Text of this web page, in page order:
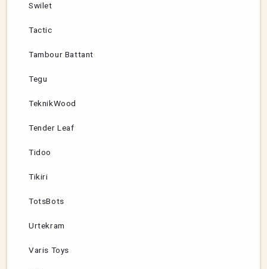
Swilet
Tactic
Tambour Battant
Tegu
TeknikWood
Tender Leaf
Tidoo
Tikiri
TotsBots
Urtekram
Varis Toys